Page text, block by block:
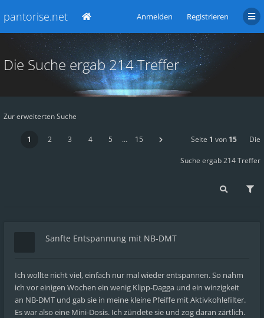
pantorise.net Anmelden Registrieren
Die Suche ergab 214 Treffer
Zur erweiterten Suche
1 2 3 4 5 … 15 Seite 1 von 15 Die
Suche ergab 214 Treffer
Sanfte Entspannung mit NB-DMT
Ich wollte nicht viel, einfach nur mal wieder entspannen. So nahm
ich vor einigen Wochen ein wenig Klipp-Dagga und ein winzigkeit
an NB-DMT und gab sie in meine kleine Pfeiffe mit Aktivkohlefilter.
Es war also eine Mini-Dosis. Ich zündete sie und zog daran zärtlich.